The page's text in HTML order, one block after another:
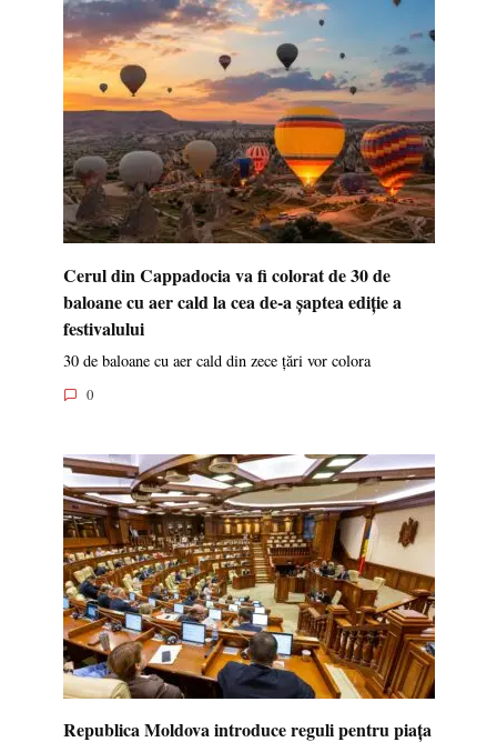
Cerul din Cappadocia va fi colorat de 30 de
baloane cu aer cald la cea de-a șaptea ediție a
festivalului
30 de baloane cu aer cald din zece țări vor colora
0
Republica Moldova introduce reguli pentru piața